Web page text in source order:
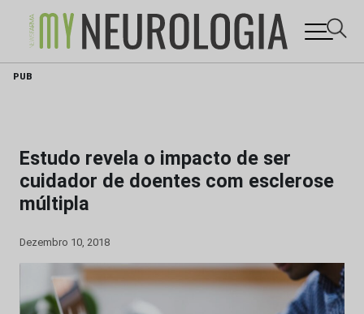
Skip
PUB
Estudo revela o impacto de ser
cuidador de doentes com esclerose
múltipla
Dezembro 10, 2018